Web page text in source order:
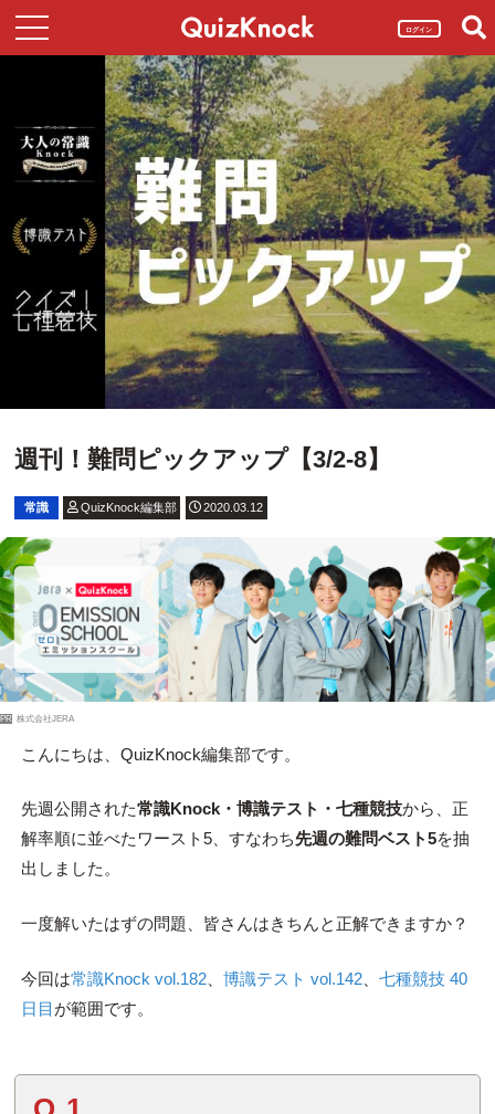
ログイン
週刊！難問ピックアップ【3/2-8】
常識 QuizKnock編集部 2020.03.12
PR 株式会社JERA
こんにちは、QuizKnock編集部です。
先週公開された常識Knock・博識テスト・七種競技から、正
解率順に並べたワースト5、すなわち先週の難問ベスト5を抽
出しました。
一度解いたはずの問題、皆さんはきちんと正解できますか？
今回は常識Knock vol.182、 博識テスト vol.142、 七種競技 40
日目 が範囲です。